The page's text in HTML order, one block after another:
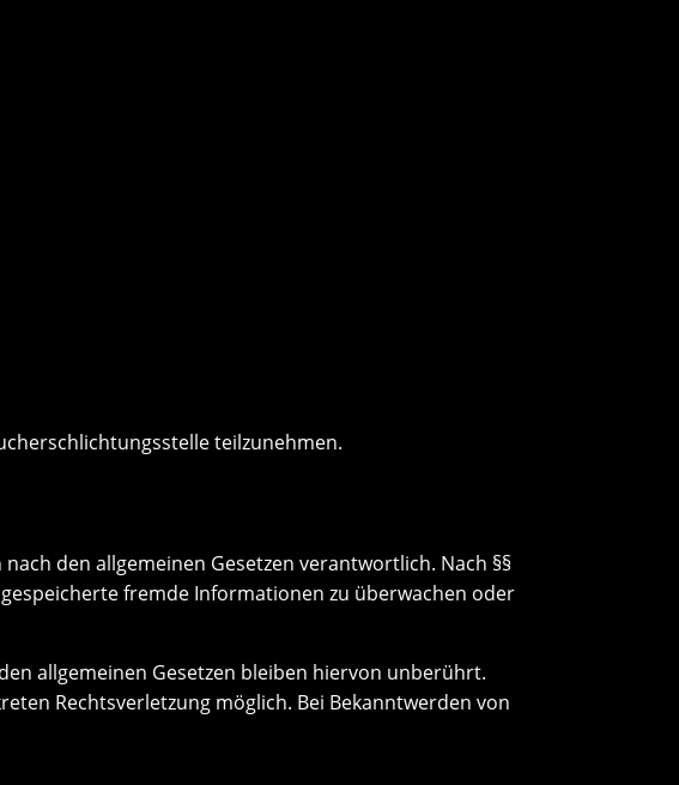
teilzunehmen.
den allgemeinen Gesetzen verantwortlich. Nach §§
fremde Informationen zu überwachen oder
allgemeinen Gesetzen bleiben hiervon unberührt.
Rechtsverletzung möglich. Bei Bekanntwerden von